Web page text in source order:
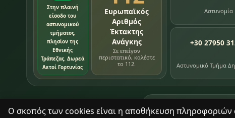
Ο σκοπός των cookies είναι η αποθήκευση πληροφοριών
Στην πλαινή
είσοδο του
αστυνομικού
τμήματος,
πλησίον της
Εθνικής
Τράπεζας. Δωρεά
Αετοί Γορτυνίας
Ευρωπαϊκός
Αριθμός
Έκτακτης
Ανάγκης
Σε επείγον
περιστατικό, καλέστε
το 112.
Αστυνομία
+30 27950
Αστυνομικό Τμήμα
76 εγγραφές